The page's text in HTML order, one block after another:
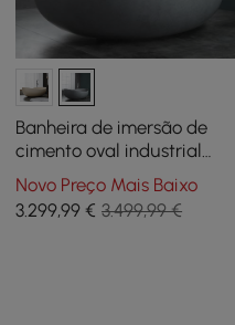
Banheira de imersão de
cimento oval industrial
independente de 63" cinza
Novo Preço Mais Baixo
3.299,99 € 3.499,99 €